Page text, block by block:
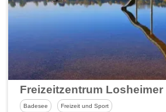
Badesee Freizeit und Sport